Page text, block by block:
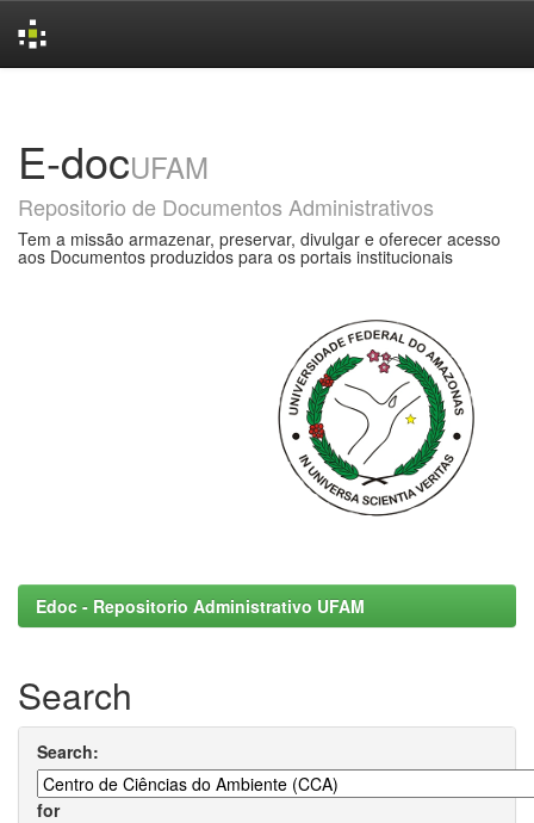
E-docUFAM
Repositorio de Documentos Administrativos
Tem a missão armazenar, preservar, divulgar e oferecer acesso
aos Documentos produzidos para os portais institucionais
Edoc - Repositorio Administrativo UFAM
Search
Search:
for